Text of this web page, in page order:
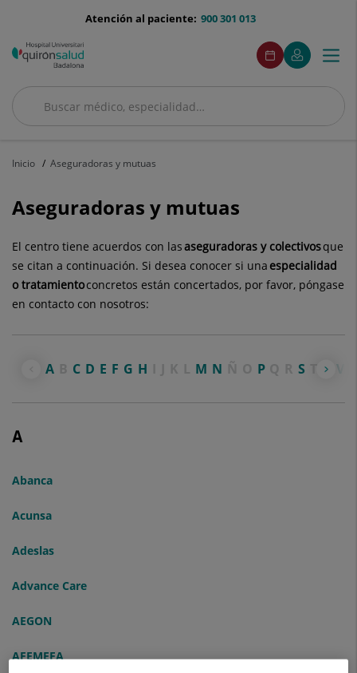
menu-
900 301 013
Atención al paciente:
Buscar
Buscar
menuAcceso
Pide
cita
Este
enlace
se
en
Mi
Quirónsalud
Este
enlace
se
en
ventana
nueva.
Menú
Inicio Aseguradoras y mutuas
Aseguradoras y mutuas
El centro tiene acuerdos con lasaseguradoras y colectivosque
se citan a continuación. Si desea conocer si una especialidad
o tratamientoconcretos están concertados, por favor, póngase
en contacto con nosotros:
A C D E F G H M N P RS T U V
A
Abanca
Acunsa
Adeslas
Advance Care
AEGON
AFEMEFA